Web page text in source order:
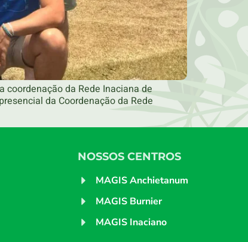
coordenação da Rede Inaciana de
da Coordenação da Rede
NOSSOS CENTROS
MAGIS Anchietanum
MAGIS Burnier
MAGIS Inaciano